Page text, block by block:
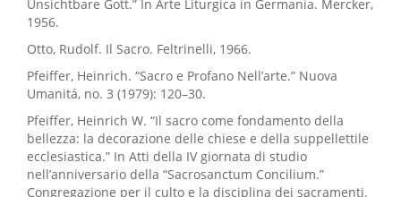
Unsichtbare Gott.” In Arte Liturgica in Germania. Mercker,
1956.
Otto, Rudolf. Il Sacro. Feltrinelli, 1966.
Pfeiffer, Heinrich. “Sacro e Profano Nell’arte.” Nuova
Umanitá, no. 3 (1979): 120–30.
Pfeiffer, Heinrich W. “Il sacro come fondamento della
bellezza: la decorazione delle chiese e della suppellettile
ecclesiastica.” In Atti della IV giornata di studio
nell’anniversario della “Sacrosanctum Concilium.”
Congregazione per il culto e la disciplina dei sacramenti.